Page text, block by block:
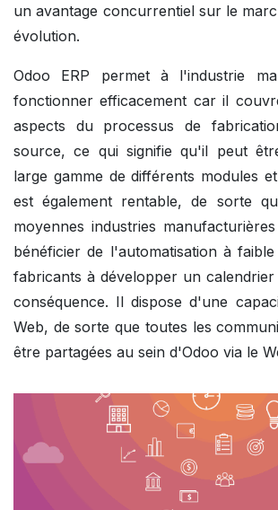
un avantage concurrentiel sur le
évolution.
Odoo ERP permet à l'industrie
fonctionner efficacement car il
aspects du processus de
source, ce qui signifie qu'il peut
large gamme de différents modules
est également rentable, de sorte
moyennes industries
bénéficier de l'automatisation à
fabricants à développer un
conséquence. Il dispose d'une
Web, de sorte que toutes les
être partagées au sein d'Odoo via le